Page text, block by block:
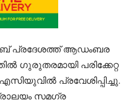
പ്രദേശത്ത് ആഡംബര
ഗുരുതരമായി പരിക്കേറ്റ
പ്രവേശിപ്പിച്ചു.
സമഗ്ര